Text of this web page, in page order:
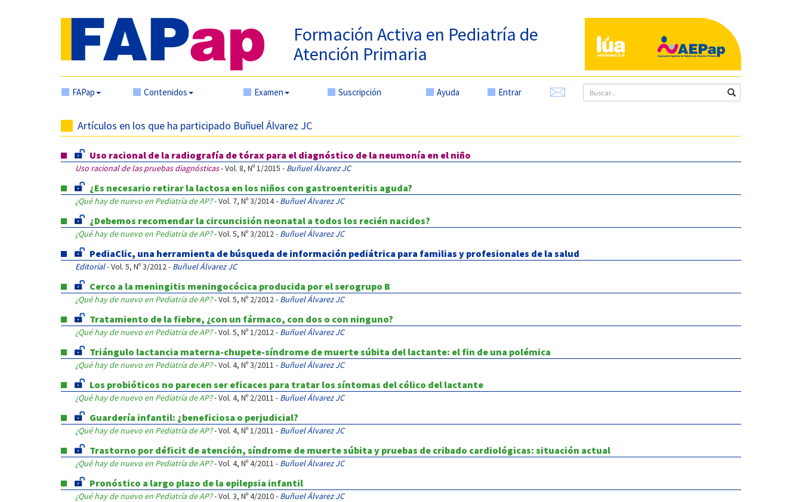
Formación Activa en Pediatría de
Atención Primaria
FAPap Contenidos Examen Suscripción Ayuda Entrar
Artículos en los que ha participado Buñuel Álvarez JC
Uso racional de la radiografía de tórax para el diagnóstico de la neumonía en el niño
Uso racional de las pruebas diagnósticas- Vol. 8, Nº 1/2015 - Buñuel Álvarez JC
¿Es necesario retirar la lactosa en los niños con gastroenteritis aguda?
¿Qué hay de nuevo en Pediatría de AP?- Vol. 7, Nº 3/2014 - Buñuel Álvarez JC
¿Debemos recomendar la circuncisión neonatal a todos los recién nacidos?
¿Qué hay de nuevo en Pediatría de AP?- Vol. 5, Nº 3/2012 - Buñuel Álvarez JC
PediaClic, una herramienta de búsqueda de información pediátrica para familias y profesionales de la salud
Editorial- Vol. 5, Nº 3/2012 - Buñuel Álvarez JC
Cerco a la meningitis meningocócica producida por el serogrupo B
¿Qué hay de nuevo en Pediatría de AP?- Vol. 5, Nº 2/2012 - Buñuel Álvarez JC
Tratamiento de la fiebre, ¿con un fármaco, con dos o con ninguno?
¿Qué hay de nuevo en Pediatría de AP?- Vol. 5, Nº 1/2012 - Buñuel Álvarez JC
Triángulo lactancia materna-chupete-síndrome de muerte súbita del lactante: el fin de una polémica
¿Qué hay de nuevo en Pediatría de AP?- Vol. 4, Nº 3/2011 - Buñuel Álvarez JC
Los probióticos no parecen ser eficaces para tratar los síntomas del cólico del lactante
¿Qué hay de nuevo en Pediatría de AP?- Vol. 4, Nº 2/2011 - Buñuel Álvarez JC
Guardería infantil: ¿beneficiosa o perjudicial?
¿Qué hay de nuevo en Pediatría de AP?- Vol. 4, Nº 1/2011 - Buñuel Álvarez JC
Trastorno por déficit de atención, síndrome de muerte súbita y pruebas de cribado cardiológicas: situación actual
¿Qué hay de nuevo en Pediatría de AP?- Vol. 4, Nº 4/2011 - Buñuel Álvarez JC
Pronóstico a largo plazo de la epilepsia infantil
¿Qué hay de nuevo en Pediatría de AP?- Vol. 3, Nº 4/2010 - Buñuel Álvarez JC